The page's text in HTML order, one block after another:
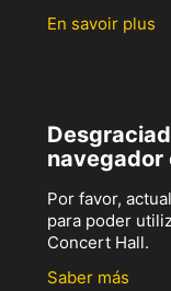
En savoir plus
navegador
Por favor,
para poder
Concert Hall.
Saber más